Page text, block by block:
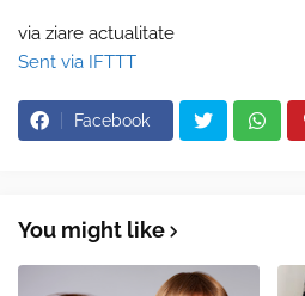
via ziare actualitate
Sent via IFTTT
Facebook
You might like